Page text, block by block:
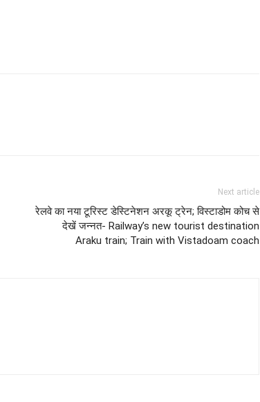
Next article
रेलवे का नया टूरिस्ट डेस्टिनेशन अरकू ट्रेन; विस्टाडोम कोच से
देखें जन्नत- Railway’s new tourist destination
Araku train; Train with Vistadoam coach